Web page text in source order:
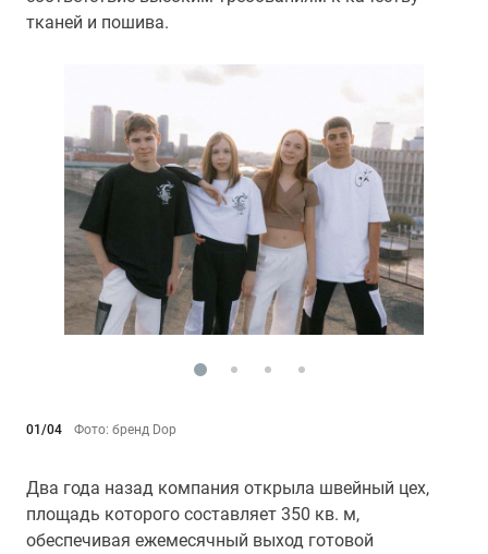
тканей и пошива.
01/04 Фото: бренд Dор
Два года назад компания открыла швейный цех,
площадь которого составляет 350 кв. м,
обеспечивая ежемесячный выход готовой